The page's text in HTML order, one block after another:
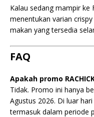
Kalau sedang mampir ke
menentukan varian
makan yang tersedia
FAQ
Apakah promo
Tidak. Promo ini hanya
Agustus 2026. Di luar
termasuk dalam periode